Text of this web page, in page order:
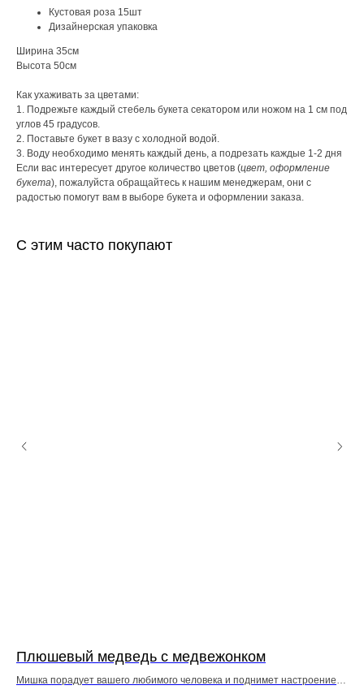
Кустовая роза 15шт
Дизайнерская упаковка
Ширина 35см
Высота 50см
Как ухаживать за цветами:
1. Подрежьте каждый стебель букета секатором или ножом на 1 см под
углов 45 градусов.
2. Поставьте букет в вазу с холодной водой.
3. Воду необходимо менять каждый день, а подрезать каждые 1-2 дня
Если вас интересует другое количество цветов (цвет, оформление
букета), пожалуйста обращайтесь к нашим менеджерам, они с
радостью помогут вам в выборе букета и оформлении заказа.
С этим часто покупают
Плюшевый медведь с медвежонком
Мишка порадует вашего любимого человека и поднимет настроение…